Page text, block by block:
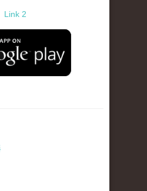
Link 2
app-store.png